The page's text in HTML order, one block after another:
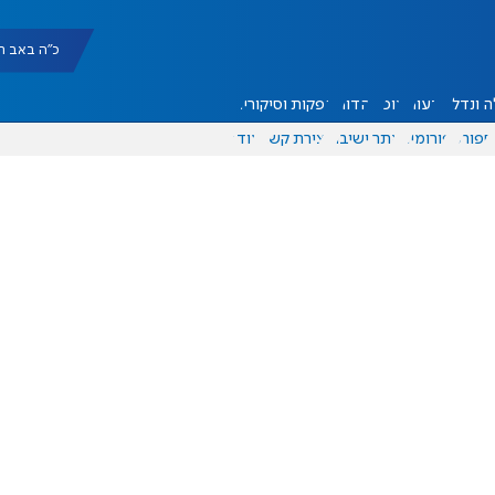
כ"ה באב תשפ"ו
ונדל"ן דעות אוכל יהדות הפקות וסיקורים
ספורט פורומים אתר ישיבה יצירת קשר עוד